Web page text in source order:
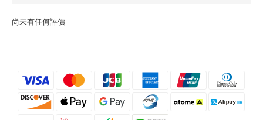
尚未有任何評價